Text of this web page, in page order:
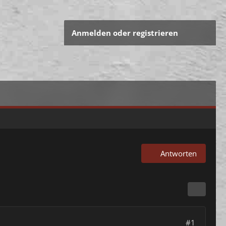
Anmelden oder registrieren
Antworten
#1